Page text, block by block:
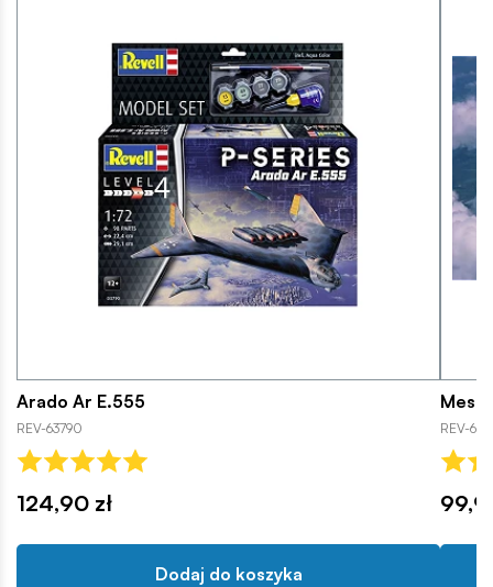
Arado Ar E.555
REV-63790
124,90 zł
Dodaj do koszyka
REV-